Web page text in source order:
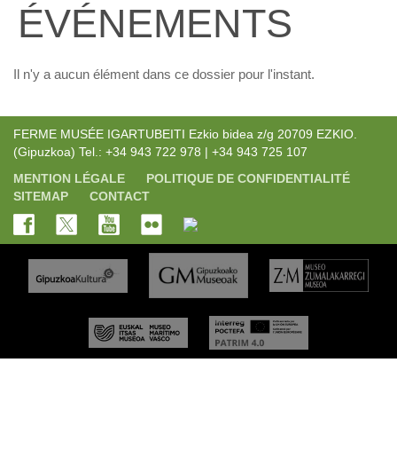
ÉVÉNEMENTS
Il n'y a aucun élément dans ce dossier pour l'instant.
FERME MUSÉE IGARTUBEITI Ezkio bidea z/g 20709 EZKIO.
(Gipuzkoa) Tel.: +34 943 722 978 | +34 943 725 107
MENTION LÉGALE
POLITIQUE DE CONFIDENTIALITÉ
SITEMAP
CONTACT